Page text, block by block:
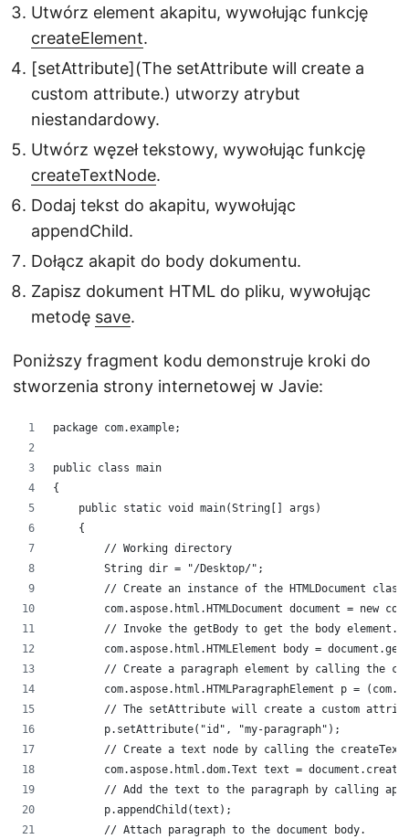
Utwórz element akapitu, wywołując funkcję
createElement.
[setAttribute](The setAttribute will create a
custom attribute.) utworzy atrybut
niestandardowy.
Utwórz węzeł tekstowy, wywołując funkcję
createTextNode.
Dodaj tekst do akapitu, wywołując
appendChild.
Dołącz akapit do body dokumentu.
Zapisz dokument HTML do pliku, wywołując
metodę save.
Poniższy fragment kodu demonstruje kroki do
stworzenia strony internetowej w Javie:
package com.example;
public class main
{
    public static void main(String[] args)
    {
        // Working directory
        String dir = "/Desktop/";
// Create an instance of the HTMLDocument
com.aspose.html.HTMLDocument document = new
// Invoke the getBody to get the body
com.aspose.html.HTMLElement body =
// Create a paragraph element by calling the
com.aspose.html.HTMLParagraphElement p =
// The setAttribute will create a custom
        p.setAttribute("id", "my-paragraph");
// Create a text node by calling the
com.aspose.html.dom.Text text =
// Add the text to the paragraph by calling
        p.appendChild(text);
        // Attach paragraph to the document body.